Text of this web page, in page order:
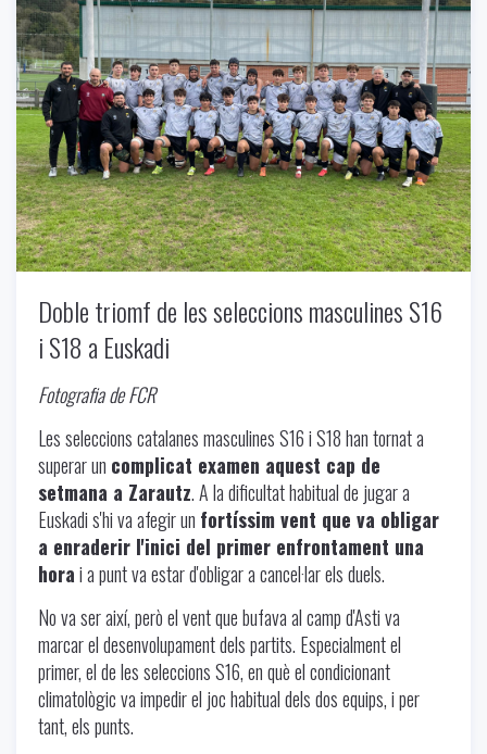
Doble triomf de les seleccions masculines S16
i S18 a Euskadi
Fotografia de FCR
Les seleccions catalanes masculines S16 i S18 han tornat a
superar un complicat examen aquest cap de
setmana a Zarautz. A la dificultat habitual de jugar a
Euskadi s'hi va afegir un fortíssim vent que va obligar
a enraderir l'inici del primer enfrontament una
horai a punt va estar d'obligar a cancel·lar els duels.
No va ser així, però el vent que bufava al camp d'Asti va
marcar el desenvolupament dels partits. Especialment el
primer, el de les seleccions S16, en què el condicionant
climatològic va impedir el joc habitual dels dos equips, i per
tant, els punts.